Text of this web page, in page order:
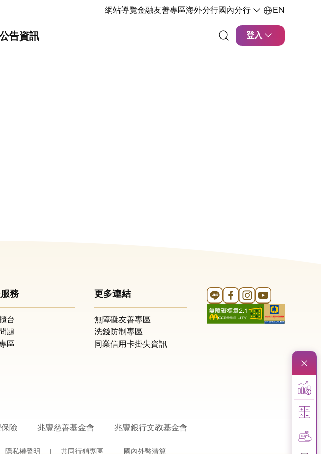
網站導覽金融友善專區海外分行國內分行 EN
告資訊 登入
務
台
題
區
更多連結
無障礙友善專區
洗錢防制專區
同業信用卡掛失資訊
Line 官方帳號
FB 官方帳號
Instagram 官方帳號
YouTube 官方帳號
險 兆豐慈善基金會 兆豐銀行文教基金會
隱私權聲明 共同行銷專區 國內外幣清算